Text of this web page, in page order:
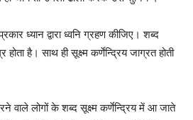
ध्यान द्वारा ध्वनि ग्रहण कीजिए। शब्द
है। साथ ही सूक्ष्म कर्णेन्द्रिय जाग्रत होती
वाले लोगों के शब्द सूक्ष्म कर्णेन्द्रिय में आ जाते